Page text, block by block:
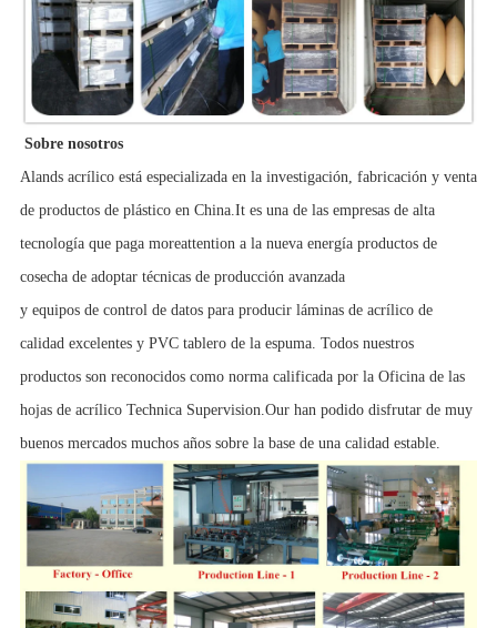
Sobre nosotros
Alands acrílico está especializada en la investigación, fabricación y venta
de productos de plástico en China.It es una de las empresas de alta
tecnología que paga moreattention a la nueva energía productos de
cosecha de adoptar técnicas de producción avanzada
y equipos de control de datos para producir láminas de acrílico de
calidad excelentes y PVC tablero de la espuma. Todos nuestros
productos son reconocidos como norma calificada por la Oficina de las
hojas de acrílico Technica Supervision.Our han podido disfrutar de muy
buenos mercados muchos años sobre la base de una calidad estable.